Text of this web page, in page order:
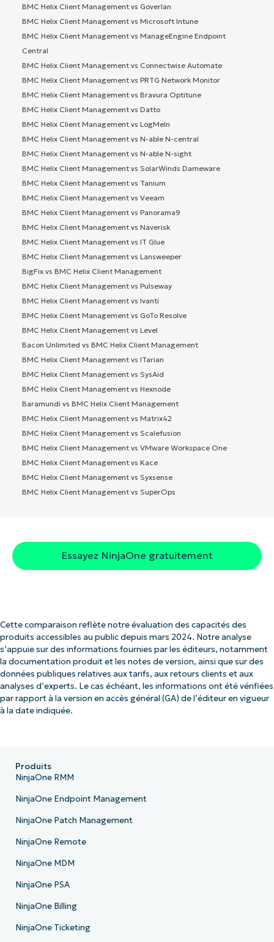
BMC Helix Client Management vs Goverlan
BMC Helix Client Management vs Microsoft Intune
BMC Helix Client Management vs ManageEngine Endpoint
Central
BMC Helix Client Management vs Connectwise Automate
BMC Helix Client Management vs PRTG Network Monitor
BMC Helix Client Management vs Bravura Optitune
BMC Helix Client Management vs Datto
BMC Helix Client Management vs LogMeIn
BMC Helix Client Management vs N-able N-central
BMC Helix Client Management vs N-able N-sight
BMC Helix Client Management vs SolarWinds Dameware
BMC Helix Client Management vs Tanium
BMC Helix Client Management vs Veeam
BMC Helix Client Management vs Panorama9
BMC Helix Client Management vs Naverisk
BMC Helix Client Management vs IT Glue
BMC Helix Client Management vs Lansweeper
BigFix vs BMC Helix Client Management
BMC Helix Client Management vs Pulseway
BMC Helix Client Management vs Ivanti
BMC Helix Client Management vs GoTo Resolve
BMC Helix Client Management vs Level
Bacon Unlimited vs BMC Helix Client Management
BMC Helix Client Management vs ITarian
BMC Helix Client Management vs SysAid
BMC Helix Client Management vs Hexnode
Baramundi vs BMC Helix Client Management
BMC Helix Client Management vs Matrix42
BMC Helix Client Management vs Scalefusion
BMC Helix Client Management vs VMware Workspace One
BMC Helix Client Management vs Kace
BMC Helix Client Management vs Syxsense
BMC Helix Client Management vs SuperOps
Essayez NinjaOne gratuitement
Cette comparaison reflète notre évaluation des capacités des
produits accessibles au public depuis mars 2024. Notre analyse
s’appuie sur des informations fournies par les éditeurs, notamment
la documentation produit et les notes de version, ainsi que sur des
données publiques relatives aux tarifs, aux retours clients et aux
analyses d’experts. Le cas échéant, les informations ont été vérifiées
par rapport à la version en accès général (GA) de l’éditeur en vigueur
à la date indiquée.
Produits
NinjaOne RMM
NinjaOne Endpoint Management
NinjaOne Patch Management
NinjaOne Remote
NinjaOne MDM
NinjaOne PSA
NinjaOne Billing
NinjaOne Ticketing